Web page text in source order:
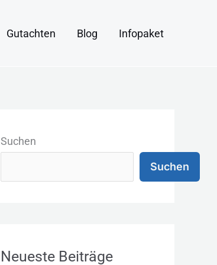
Gutachten Blog Infopaket
Suchen
Suchen
Neueste Beiträge
a
e